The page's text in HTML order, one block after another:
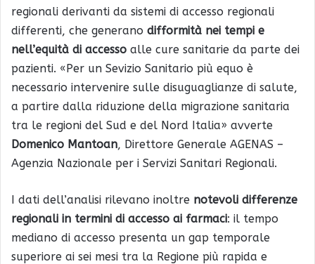
regionali derivanti da sistemi di accesso regionali
differenti, che generano difformità nei tempi e
nell’equità di accesso alle cure sanitarie da parte dei
pazienti. «Per un Sevizio Sanitario più equo è
necessario intervenire sulle disuguaglianze di salute,
a partire dalla riduzione della migrazione sanitaria
tra le regioni del Sud e del Nord Italia» avverte
Domenico Mantoan, Direttore Generale AGENAS –
Agenzia Nazionale per i Servizi Sanitari Regionali.
I dati dell’analisi rilevano inoltre notevoli differenze
regionali in termini di accesso ai farmaci: il tempo
mediano di accesso presenta un gap temporale
superiore ai sei mesi tra la Regione più rapida e